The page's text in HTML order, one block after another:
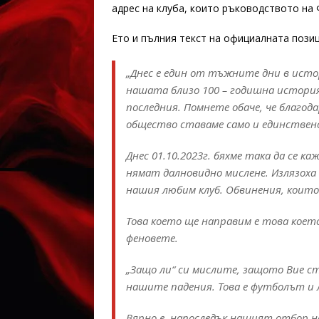
адрес на клуба, които ръководството
Ето и пълния текст на официалната
„Днес е един от тъжните дни в
нашата близо 100 – годишна
последния. Помнете обаче, че
общество ставаме само и
Днес 01.10.2023г. бяхме така да се
нямат далновидно мислене.
нашия любим клуб. Обвинения,
Това което ще направим е това
феновете.
„Защо ли“ си мислите, защото Вие
нашите падения. Това е футболът